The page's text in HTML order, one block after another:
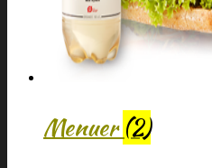
Menuer(2)